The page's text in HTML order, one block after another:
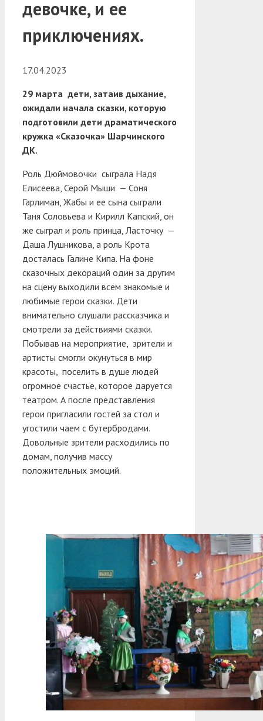
девочке, и ее
приключениях.
17.04.2023
29 марта дети, затаив дыхание,
ожидали начала сказки, которую
подготовили дети драматического
кружка «Сказочка» Шарчинского
ДК.
Роль Дюймовочки сыграла Надя
Елисеева, Серой Мыши — Соня
Гарлиман, Жабы и ее сына сыграли
Таня Соловьева и Кирилл Капский, он
же сыграл и роль принца, Ласточку —
Даша Лушникова, а роль Крота
досталась Галине Кипа. На фоне
сказочных декораций один за другим
на сцену выходили всем знакомые и
любимые герои сказки. Дети
внимательно слушали рассказчика и
смотрели за действиями сказки.
Побывав на мероприятие, зрители и
артисты смогли окунуться в мир
красоты, поселить в душе людей
огромное счастье, которое даруется
театром. А после представления
герои пригласили гостей за стол и
угостили чаем с бутербродами.
Довольные зрители расходились по
домам, получив массу
положительных эмоций.